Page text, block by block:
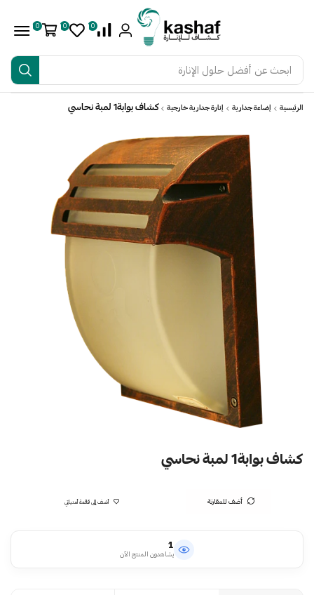
ابحث عن أفضل حلول الإنارة
0
0
0
الرئيسية إضاءة جدارية إنارة جدارية خارجية كشاف بوابة1 لمبة نحاسي
كشاف بوابة1 لمبة نحاسي
أضف للمقارنة أضف إلى قائمة أمنياتي
1
يشاهدون المنتج الآن